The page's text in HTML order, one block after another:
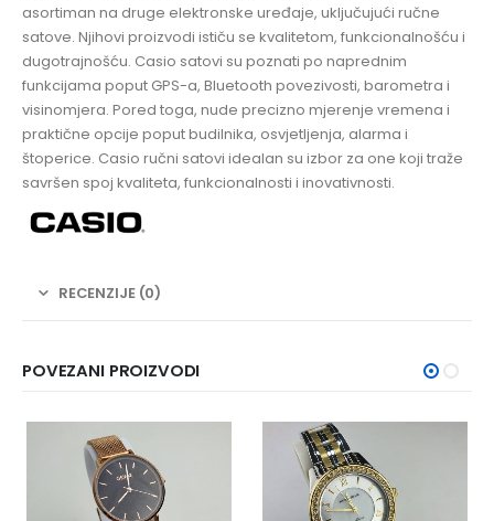
asortiman na druge elektronske uređaje, uključujući ručne
satove. Njihovi proizvodi ističu se kvalitetom, funkcionalnošću i
dugotrajnošću. Casio satovi su poznati po naprednim
funkcijama poput GPS-a, Bluetooth povezivosti, barometra i
visinomjera. Pored toga, nude precizno mjerenje vremena i
praktične opcije poput budilnika, osvjetljenja, alarma i
štoperice. Casio ručni satovi idealan su izbor za one koji traže
savršen spoj kvaliteta, funkcionalnosti i inovativnosti.
RECENZIJE (0)
POVEZANI PROIZVODI